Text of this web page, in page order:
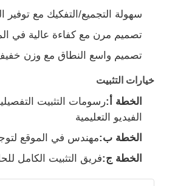
سهولة التجميع/التفكيك مع توفير
تصميم مرن مع كفاءة عالية في
تصميم واسع النطاق مع وزن
خيارات التثبيت
الخطة أ:رسومات التثبيت
الفيديو التعليمية
الخطة ب:مهندس في الموقع
الخطة ج:فريق التثبيت الكامل